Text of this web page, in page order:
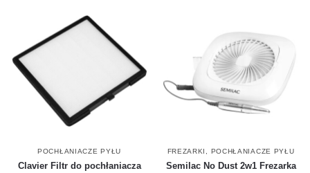
POCHŁANIACZE PYŁU
Clavier Filtr do pochłaniacza
FREZARKI POCHŁANIACZE PYŁU
Semilac No Dust 2w1 Frezarka